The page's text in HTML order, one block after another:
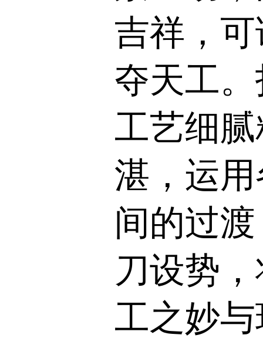
吉祥，
夺天工
工艺细
湛，运
间的过
刀设势
工之妙